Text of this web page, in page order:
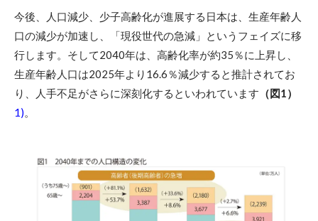
今後、人口減少、少子高齢化が進展する日本は、生産年齢人
口の減少が加速し、「現役世代の急減」というフェイズに移
行します。そして2040年は、高齢化率が約35％に上昇し、
生産年齢人口は2025年より16.6％減少すると推計されてお
り、人手不足がさらに深刻化するといわれています （図1）
1)。